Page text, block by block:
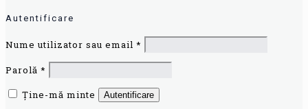
Autentificare
Nume utilizator sau email *
Parolă *
Ține-mă minte
Autentificare